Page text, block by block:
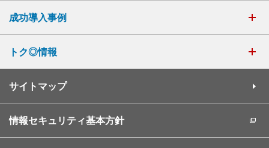
成功導入事例
トク◎情報
サイトマップ
情報セキュリティ基本方針